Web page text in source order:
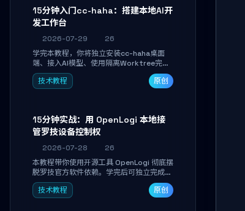
15分钟入门cc-haha：搭建本地AI开
发工作台
2026-07-29
26
学完本教程，你将独立安装cc-haha桌面
端、接入AI模型、使用隔离Worktree完成
真实开发任务，并通过Diff审阅面板安全落
地AI代码改写。告别终端黑盒操作，让AI在
技术教程 原创
15分钟实战：用 OpenLogi 本地接
管罗技设备控制权
2026-07-28
26
本教程带你使用开源工具 OpenLogi 彻底摆
脱罗技官方软件依赖。学完后可独立完成设
备识别、按键重映射、DPI曲线配置与
SmartShift调节，实现完全离线控制，保
技术教程 原创